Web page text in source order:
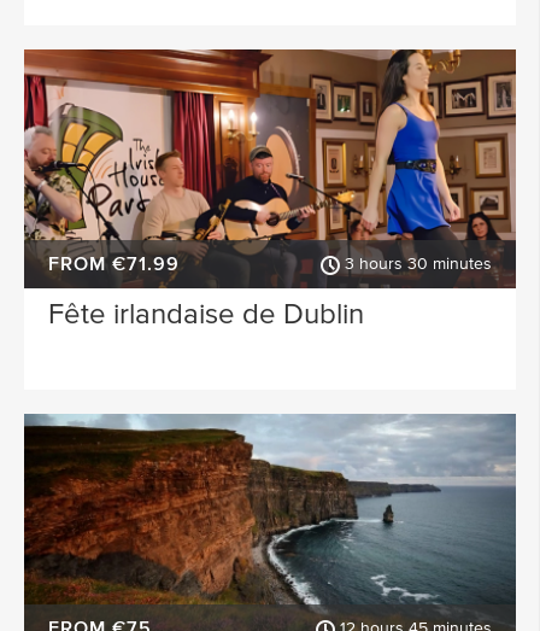
FROM €71.99 3 hours 30 minutes
Fête irlandaise de Dublin